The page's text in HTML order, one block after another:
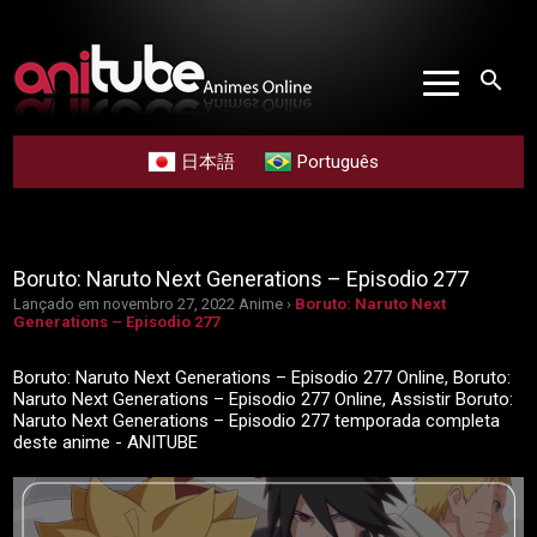
search
日本語 Português
Boruto: Naruto Next Generations – Episodio 277
Lançado em novembro 27, 2022 Anime › Boruto: Naruto Next
Generations – Episodio 277
Boruto: Naruto Next Generations – Episodio 277 Online, Boruto:
Naruto Next Generations – Episodio 277 Online, Assistir Boruto:
Naruto Next Generations – Episodio 277 temporada completa
deste anime - ANITUBE